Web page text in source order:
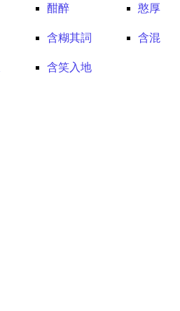
酣醉 憨厚
含糊其詞 含混
含笑入地